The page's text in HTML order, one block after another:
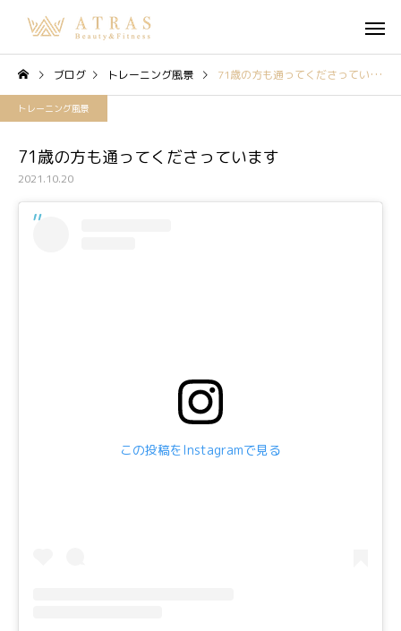
ブログ トレーニング風景 71歳の方も通ってくださっています
トレーニング風景
71歳の方も通ってくださっています
2021.10.20
この投稿をInstagramで見る